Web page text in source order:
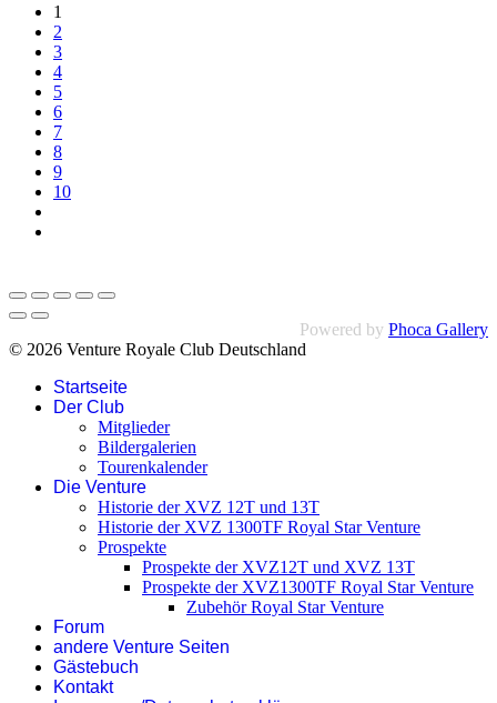
1
2
3
4
5
6
7
8
9
10
Powered by Phoca Gallery
© 2026 Venture Royale Club Deutschland
Startseite
Der Club
Mitglieder
Bildergalerien
Tourenkalender
Die Venture
Historie der XVZ 12T und 13T
Historie der XVZ 1300TF Royal Star Venture
Prospekte
Prospekte der XVZ12T und XVZ 13T
Prospekte der XVZ1300TF Royal Star Venture
Zubehör Royal Star Venture
Forum
andere Venture Seiten
Gästebuch
Kontakt